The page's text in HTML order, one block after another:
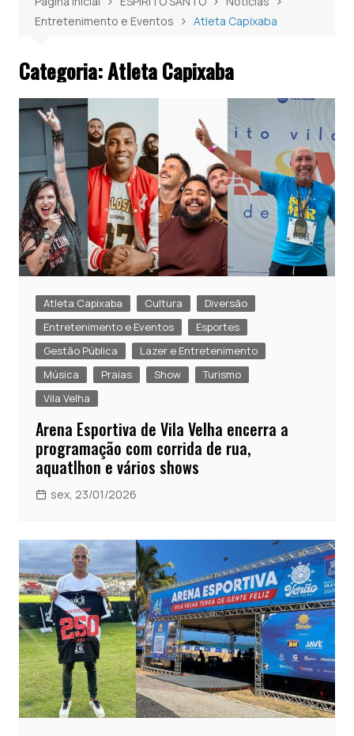
Entretenimento e Eventos
Atleta Capixaba
Categoria:Atleta Capixaba
Atleta Capixaba Cultura
Diversão
Entretenimento e Eventos
Esportes
Gestão Pública
Lazer e Entretenimento
Música
Praias Show
Turismo
Vila Velha
Arena Esportiva de Vila Velha encerra a
programação com corrida de rua,
aquatlhon e vários shows
sex, 23/01/2026